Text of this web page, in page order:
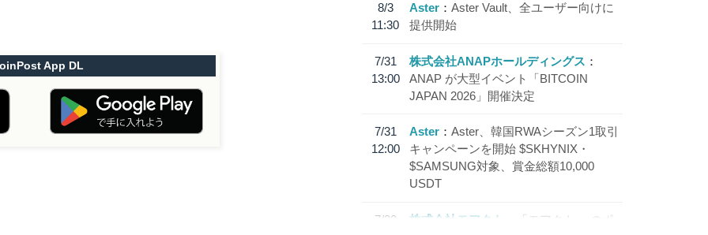
App DL
8/3
11:30
Aster
Aster Vault、全ユーザー向けに
提供開始
7/31
13:00
株式会社ANAPホールディングス
ANAP が大型イベント「BITCOIN
JAPAN 2026」開催決定
7/31
12:00
Aster
Aster、韓国RWAシーズン1取引
キャンペーンを開始 $SKHYNIX・
$SAMSUNG対象、賞金総額10,000
USDT
7/30
株式会社モアクト
「モアクト」 のポ